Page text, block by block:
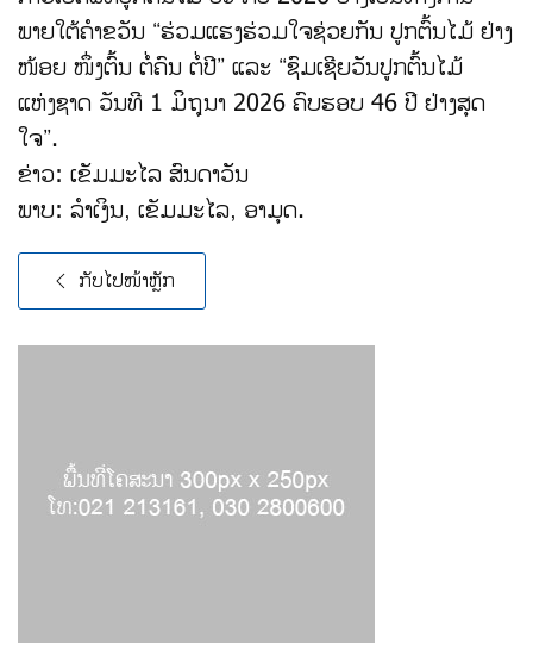
ພາຍໃຕ້ຄໍາຂວັນ “ຮ່ວມແຮງຮ່ວມໃຈຊ່ວຍກັນ ປູກຕົ້ນໄມ້ ຢ່າງ
ໜ້ອຍ ໜຶ່ງຕົ້ນ ຕໍ່ຄົນ ຕໍ່ປີ” ແລະ “ຊົມເຊີຍວັນປູກຕົ້ນໄມ້
ແຫ່ງຊາດ ວັນທີ 1 ມິຖຸນາ 2026 ຄົບຮອບ 46 ປີ ຢ່າງສຸດ
ໃຈ”.
ຂ່າວ: ເຂັມມະໄລ ສົນດາວັນ
ພາບ: ລໍາເງິນ, ເຂັມມະໄລ, ອາມຸດ.
ກັບໄປໜ້າຫຼັກ